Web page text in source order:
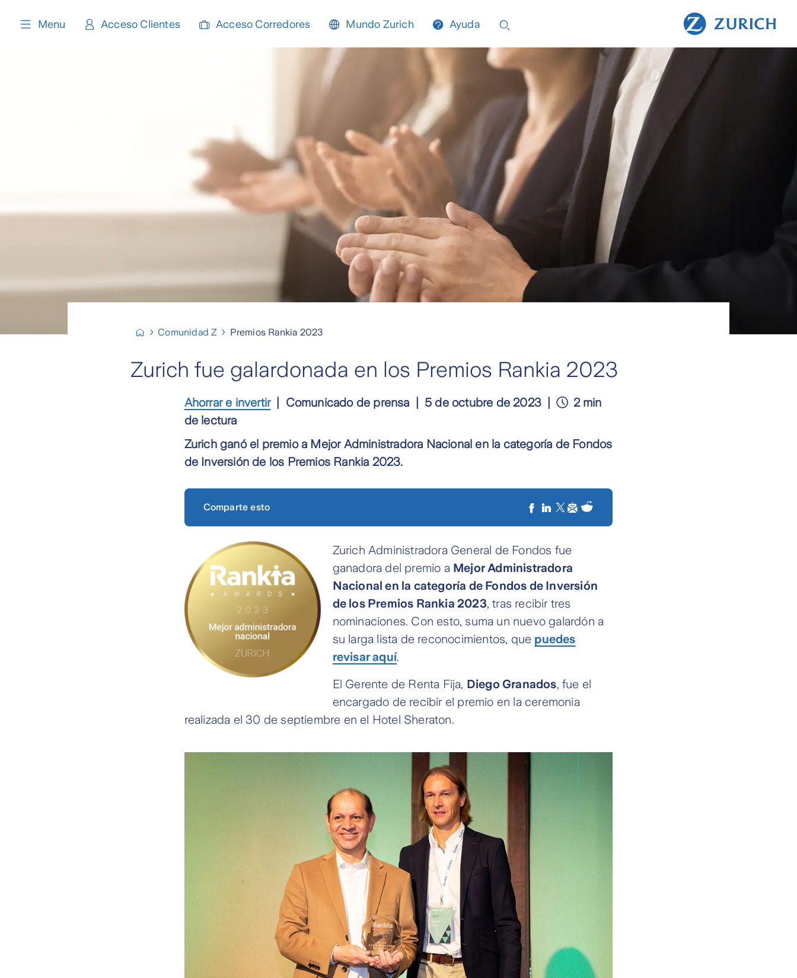
Menu Acceso Clientes Acceso Corredores Mundo Zurich Ayuda
Comunidad Z Premios Rankia 2023
Zurich fue galardonada en los Premios Rankia 2023
Ahorrar e invertir Comunicado de prensa 5 de octubre de 2023
2 min
de lectura
Zurich ganó el premio a Mejor Administradora Nacional en la categoría de Fondos
de Inversión de los Premios Rankia 2023.
Comparte esto
Zurich Administradora General de Fondos fue
ganadora del premio a Mejor Administradora
Nacional en la categoría de Fondos de Inversión
de los Premios Rankia 2023, tras recibir tres
nominaciones. Con esto, suma un nuevo galardón a
su larga lista de reconocimientos, que puedes
revisar aquí.
El Gerente de Renta Fija, Diego Granados, fue el
encargado de recibir el premio en la ceremonia
realizada el 30 de septiembre en el Hotel Sheraton.